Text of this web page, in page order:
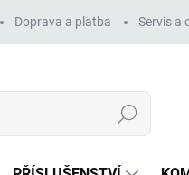
Doprava a platba Servis a
Hledat